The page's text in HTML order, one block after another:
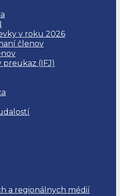
v roku 2026
členov
preukaz (IFJ)
a regionálnych médií